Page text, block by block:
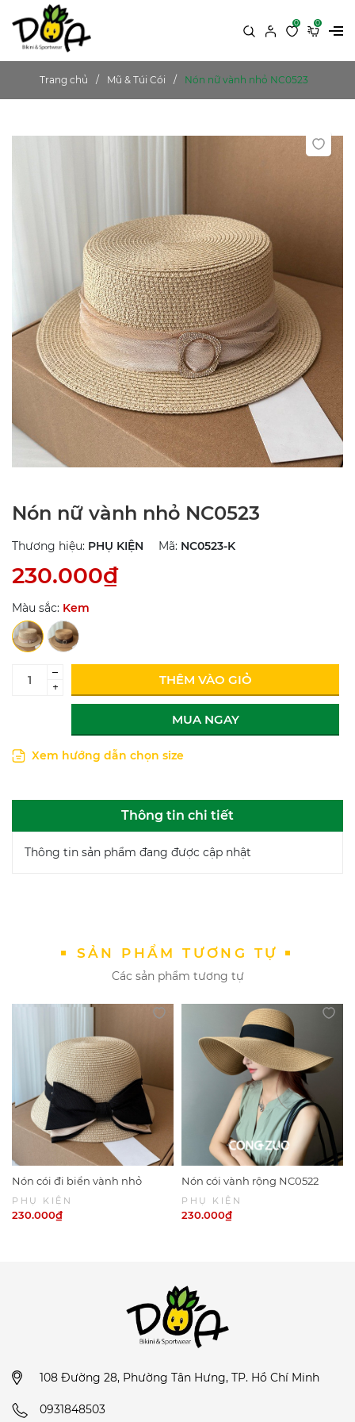
0 0
Trang chủ Mũ & Túi Cói Nón nữ vành nhỏ NC0523
Nón nữ vành nhỏ NC0523
Thương hiệu: PHỤ KIỆN Mã: NC0523-K
230.000₫
Màu sắc: Kem
–
+
THÊM VÀO GIỎ
MUA NGAY
Xem hướng dẫn chọn size
Thông tin chi tiết
Thông tin sản phẩm đang được cập nhật
SẢN PHẨM TƯƠNG TỰ
Các sản phẩm tương tự
Nón cói đi biển vành nhỏ
NC0524
PHỤ KIỆN
230.000₫
Nón cói vành rộng NC0522
PHỤ KIỆN
230.000₫
108 Đường 28, Phường Tân Hưng, TP. Hồ Chí Minh
0931848503